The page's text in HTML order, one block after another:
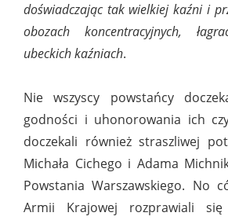
doświadczając tak wielkiej kaźni i
obozach koncentracyjnych,
ubeckich kaźniach.
Nie wszyscy powstańcy
godności i uhonorowania ich
doczekali również straszliwej
Michała Cichego i Adama
Powstania Warszawskiego. No
Armii Krajowej rozprawiali się